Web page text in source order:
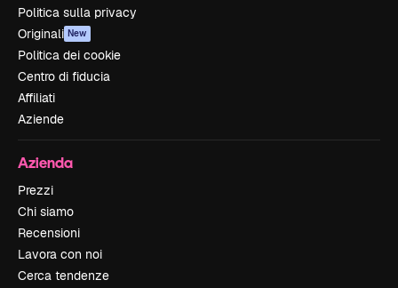
Politica sulla privacy
Originali New
Politica dei cookie
Centro di fiducia
Affiliati
Aziende
Azienda
Prezzi
Chi siamo
Recensioni
Lavora con noi
Cerca tendenze